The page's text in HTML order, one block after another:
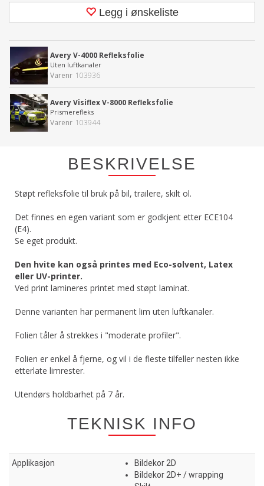
Legg i ønskeliste
Avery V-4000 Refleksfolie
Uten luftkanaler
Varenr 103936
Avery Visiflex V-8000 Refleksfolie
Prismerefleks
Varenr 103944
BESKRIVELSE
Støpt refleksfolie til bruk på bil, trailere, skilt ol.
Det finnes en egen variant som er godkjent etter ECE104
(E4).
Se eget produkt.
Den hvite kan også printes med Eco-solvent, Latex
eller UV-printer.
Ved print lamineres printet med støpt laminat.
Denne varianten har permanent lim uten luftkanaler.
Folien tåler å strekkes i "moderate profiler".
Folien er enkel å fjerne, og vil i de fleste tilfeller nesten ikke
etterlate limrester.
Utendørs holdbarhet på 7 år.
TEKNISK INFO
Applikasjon
Bildekor 2D
Bildekor 2D+ / wrapping